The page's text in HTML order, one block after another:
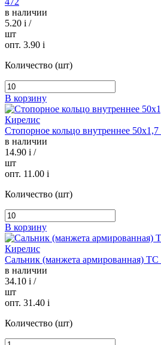
в наличии
5.20 i /
шт
опт. 3.90 i
Количество (шт)
В корзину
Стопорное кольцо внутреннее
в наличии
14.90 i /
шт
опт. 11.00 i
Количество (шт)
В корзину
Сальник (манжета армированная)
в наличии
34.10 i /
шт
опт. 31.40 i
Количество (шт)